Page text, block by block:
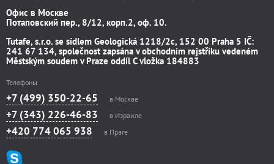
Офис в Москве
Потаповский пер., 8/12, корп.2, оф. 10.
Tutafe, s.r.o. se sídlem Geologická 1218/2c, 152 00 Praha 5 IČ:
241 67 134, společnost zapsána v obchodním rejstříku vedeném
Městským soudem v Praze oddíl C vložka 184883
Телефоны
+7 (499) 350-22-65 в Москве
+7 (343) 226-46-83 в Израиле
+420 774 065 938 в Праге